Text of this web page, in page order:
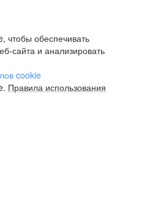
обеспечивать
сайта и анализировать
cookie
Правила использования